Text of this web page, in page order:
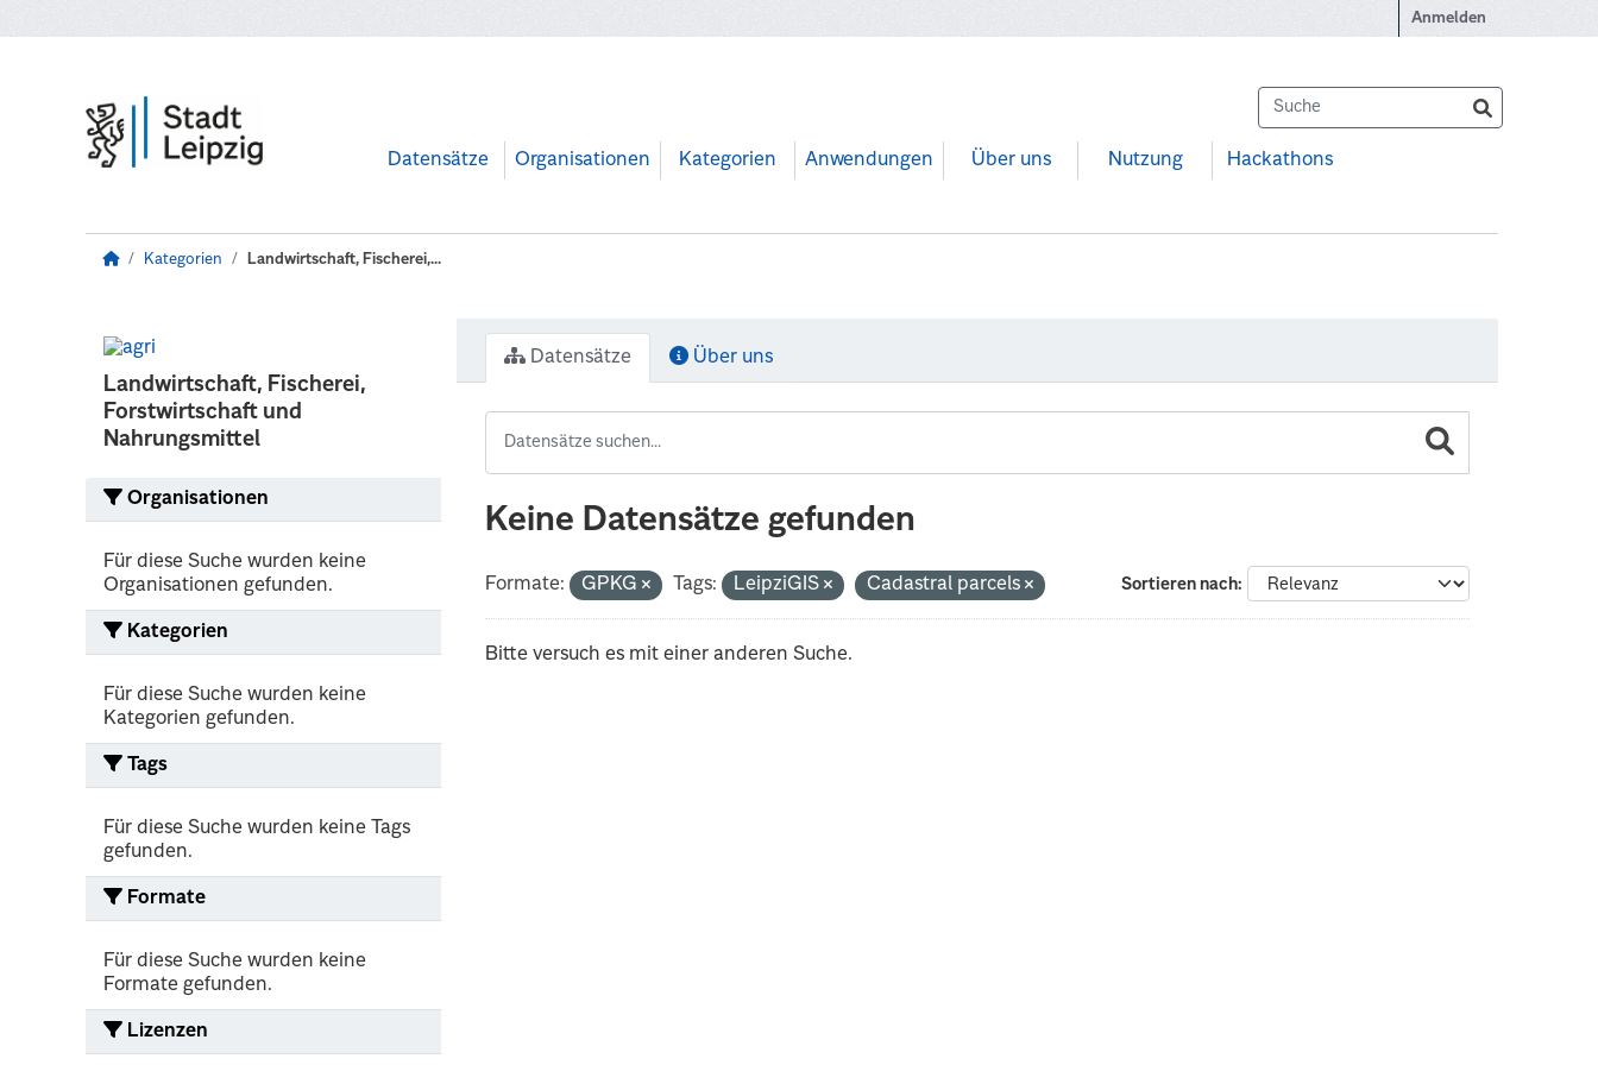
Anmelden
Datensätze Organisationen Kategorien Anwendungen Über uns Nutzung Hackathons
Kategorien Landwirtschaft, Fischerei,...
Landwirtschaft, Fischerei,
Forstwirtschaft und
Nahrungsmittel
Organisationen
Für diese Suche wurden keine
Organisationen gefunden.
Kategorien
Für diese Suche wurden keine
Kategorien gefunden.
Tags
Für diese Suche wurden keine Tags
gefunden.
Formate
Für diese Suche wurden keine
Formate gefunden.
Lizenzen
Datensätze Über uns
Keine Datensätze gefunden
Sortieren nach
Formate: GPKG Tags: LeipziGIS Cadastral parcels
Bitte versuch es mit einer anderen Suche.